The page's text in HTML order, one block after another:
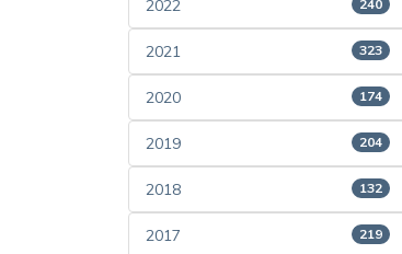
2022 240
2021 323
2020 174
2019 204
2018 132
2017 219